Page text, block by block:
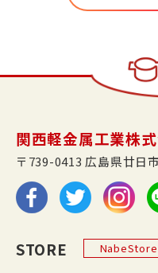
関西軽金属工業株
〒739-0413 広島県廿日
STORE NabeStore